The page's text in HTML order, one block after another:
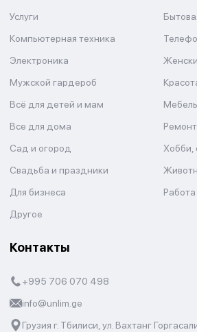
Услуги
Компьютерная техника
Электроника
Мужской гардероб
Всё для детей и мам
Мебель
Все для дома
Сад и огород
Хобби,
Свадьба и праздники
Для бизнеса
Работа
Другое
Контакты
+995 706 070 498
info@unlim.ge
Грузия г. Тбилиси, ул. Вахтанг